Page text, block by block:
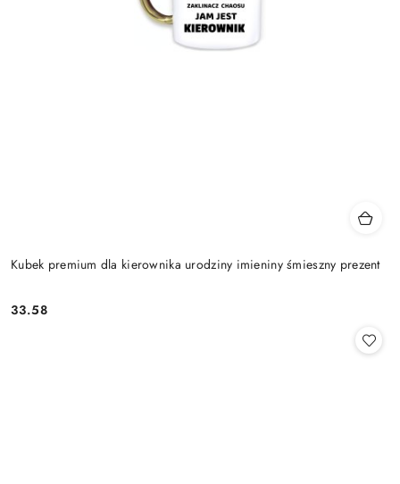
Kubek premium dla kierownika urodziny imieniny śmieszny prezent
Cena:
33.58